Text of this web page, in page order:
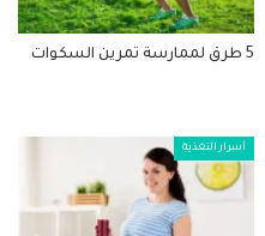
5 طرق لممارسة تمرين السكوات
أسرار التغذية